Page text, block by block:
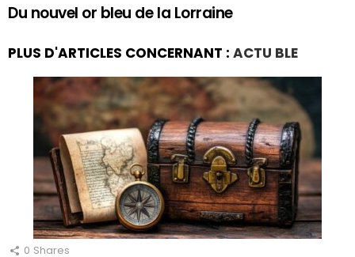
Du nouvel or bleu de la Lorraine
PLUS D'ARTICLES CONCERNANT : ACTU BLE
0 Shares